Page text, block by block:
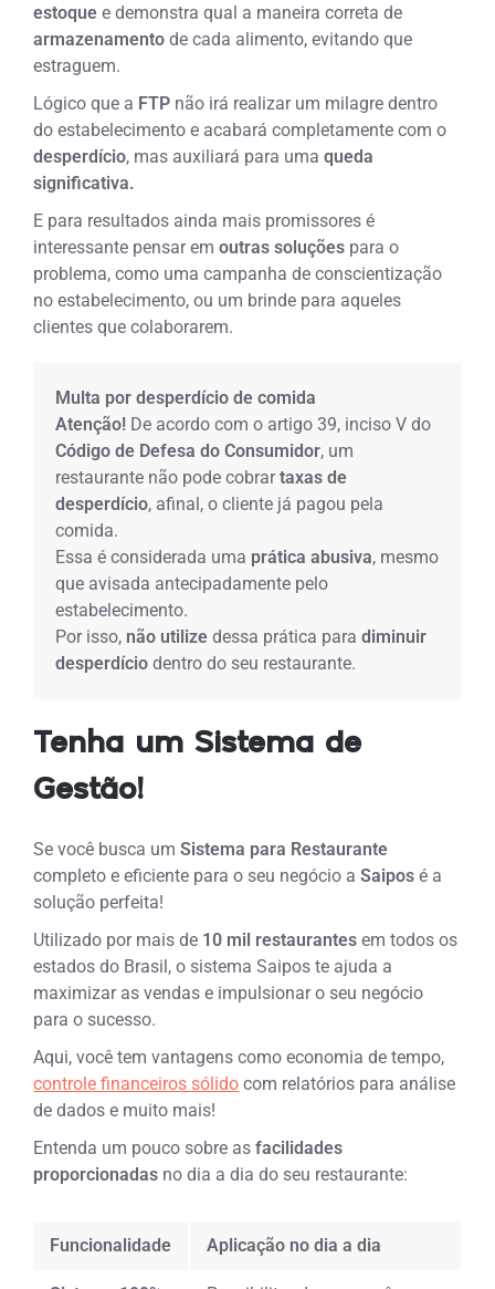
estoque e demonstra qual a maneira correta de
armazenamento de cada alimento, evitando que
estraguem.
Lógico que a FTP não irá realizar um milagre dentro
do estabelecimento e acabará completamente com o
desperdício, mas auxiliará para umaqueda
significativa.
E para resultados ainda mais promissores é
interessante pensar emoutras soluções para o
problema, como uma campanha de conscientização
no estabelecimento, ou um brinde para aqueles
clientes que colaborarem.
Multa por desperdício de comida
Atenção! De acordo com o artigo 39, inciso V do
Código de Defesa do Consumidor, um
restaurante não pode cobrartaxas de
desperdício, afinal, o cliente já pagou pela
comida.
Essa é considerada uma prática abusiva, mesmo
que avisada antecipadamente pelo
estabelecimento.
Por isso, não utilize dessa prática para diminuir
desperdício dentro do seu restaurante.
Tenha um Sistema de
Gestão!
Se você busca umSistema para Restaurante
completo e eficiente para o seu negócio a Saiposé a
solução perfeita!
Utilizado por mais de 10 mil restaurantes em todos os
estados do Brasil, o sistema Saipos te ajuda a
maximizar as vendas e impulsionar o seu negócio
para o sucesso.
Aqui, você tem vantagens como economia de tempo,
controle financeiros sólido com relatórios para análise
de dados e muito mais!
Entenda um pouco sobre asfacilidades
proporcionadas no dia a dia do seu restaurante:
Funcionalidade Aplicação no dia a dia